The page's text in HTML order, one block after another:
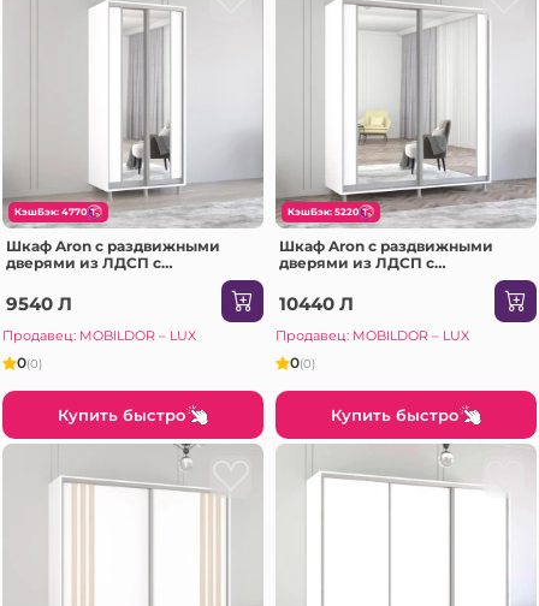
КэшБэк: 4770
Шкаф Aron с раздвижными
дверями из ЛДСП с
(170x60x240H см) Sonoma
9540 Л
Продавец: MOBILDOR – LUX
0(0)
Купить быстро
КэшБэк: 5220
Шкаф Aron с раздвижными
дверями из ЛДСП с
(210x60x230H см) Белый
Бриллиант
10440 Л
Продавец: MOBILDOR – LUX
0(0)
Купить быстро